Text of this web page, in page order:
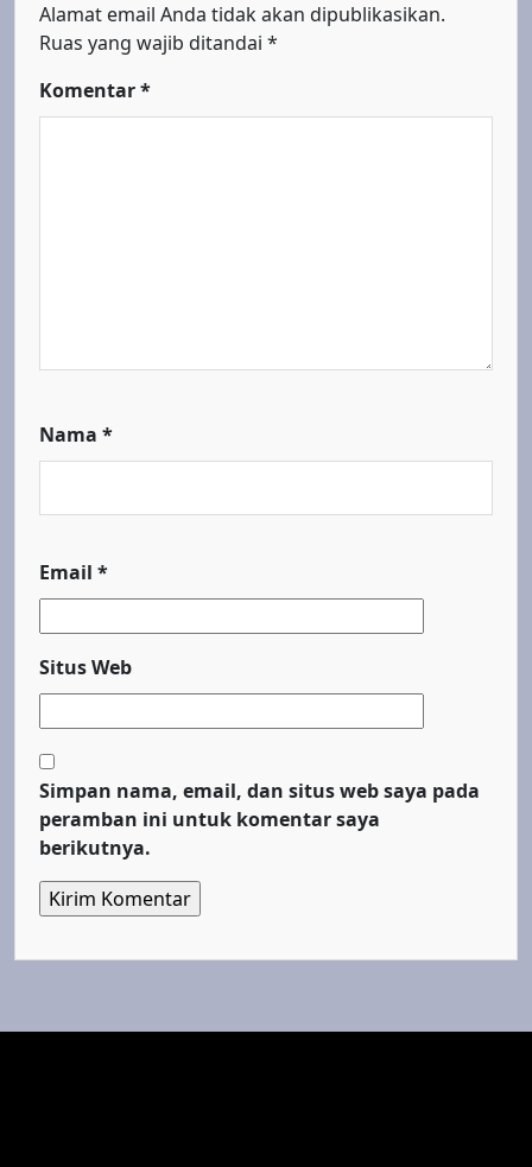
Alamat email Anda tidak akan dipublikasikan.
Ruas yang wajib ditandai *
Komentar*
Nama *
Email *
Situs Web
Simpan nama, email, dan situs web saya pada
peramban ini untuk komentar saya
berikutnya.